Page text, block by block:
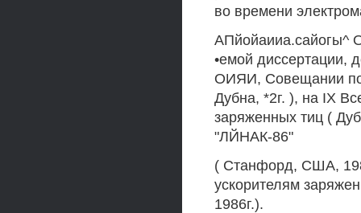
во времени
АПйойаииа.сайогы^
•емой диссертации,
ОИЯИ, Совещании по
Дубна, *2г. ), на IX
заряженных тиц (
"ЛЙНАК-86"
( Станфорд, США,
ускорителям
1986г.).